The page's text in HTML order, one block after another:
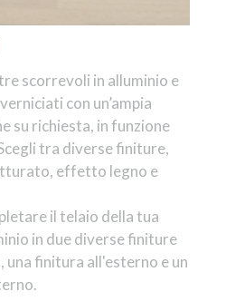
scorrevoli in alluminio e
con un’ampia
su richiesta, in funzione
tra diverse finiture,
effetto legno e
il telaio della tua
in due diverse finiture
una finitura all'esterno e un